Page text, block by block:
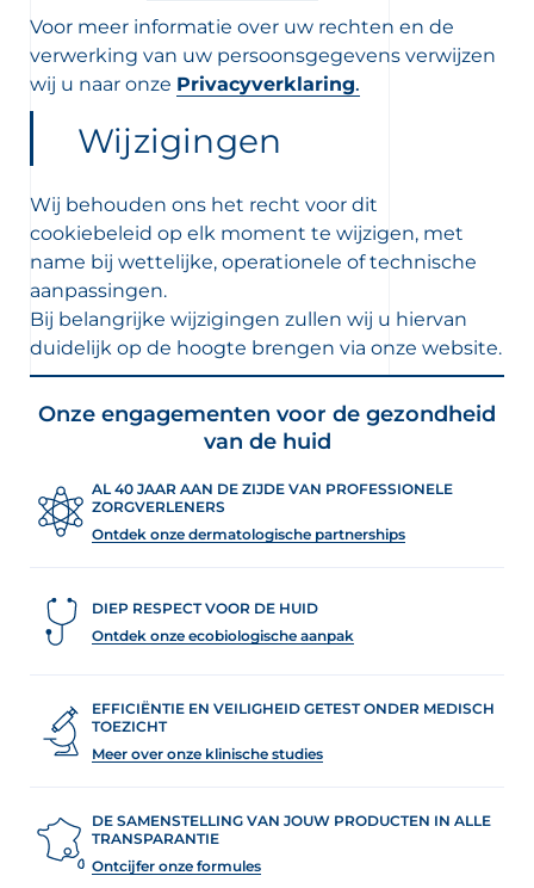
Voor meer informatie over uw rechten en de
verwerking van uw persoonsgegevens verwijzen
wij u naar onze Privacyverklaring.
Wijzigingen
Wij behouden ons het recht voor dit
cookiebeleid op elk moment te wijzigen, met
name bij wettelijke, operationele of technische
aanpassingen.
Bij belangrijke wijzigingen zullen wij u hiervan
duidelijk op de hoogte brengen via onze website.
Onze engagementen voor de gezondheid
van de huid
AL 40 JAAR AAN DE ZIJDE VAN PROFESSIONELE
ZORGVERLENERS
Ontdek onze dermatologische partnerships
DIEP RESPECT VOOR DE HUID
Ontdek onze ecobiologische aanpak
EFFICIËNTIE EN VEILIGHEID GETEST ONDER MEDISCH
TOEZICHT
Meer over onze klinische studies
DE SAMENSTELLING VAN JOUW PRODUCTEN IN ALLE
TRANSPARANTIE
Ontcijfer onze formules